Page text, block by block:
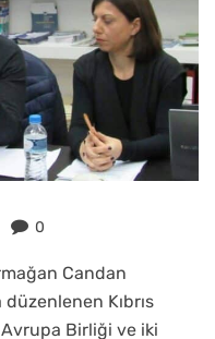
0
Candan
Kıbrıs
Avrupa Birliği ve iki